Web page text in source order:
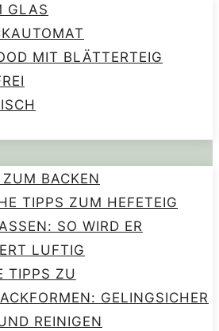
GLAS
MIT BLÄTTERTEIG
BACKEN
TIPPS ZUM HEFETEIG
SO WIRD ER
LUFTIG
TIPPS ZU
GELINGSICHER
REINIGEN